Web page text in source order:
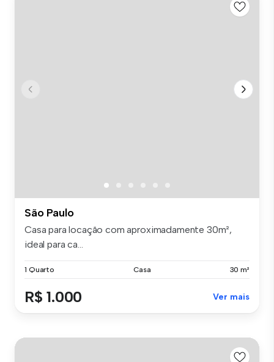
São Paulo
Casa para locação com aproximadamente 30m²,
ideal para ca...
1 Quarto Casa 30 m²
R$ 1.000 Ver mais